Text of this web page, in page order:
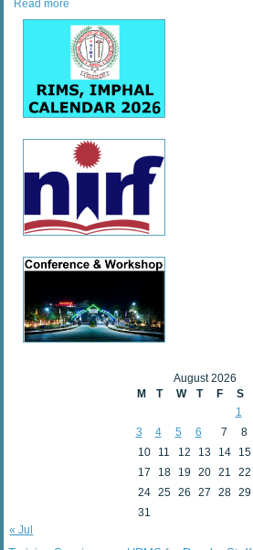
Read more
August 2026
M
T W T F S
1
3
4 5 6 7 8
10
11 12 13 14 15
17
18 19 20 21 22
24 25 26 27 28 29
31
« Jul